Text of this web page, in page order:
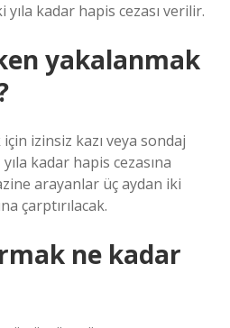
kadar hapis cezası verilir.
yakalanmak
izinsiz kazı veya sondaj
kadar hapis cezasına
arayanlar üç aydan iki
çarptırılacak.
ne kadar